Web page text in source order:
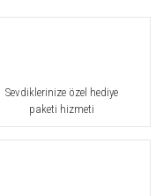
Sevdiklerinize özel hediye
paketi hizmeti